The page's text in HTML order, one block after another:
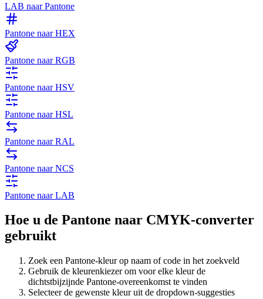
LAB naar Pantone
Pantone naar HEX
Pantone naar RGB
Pantone naar HSV
Pantone naar HSL
Pantone naar RAL
Pantone naar NCS
Pantone naar LAB
Hoe u de Pantone naar CMYK-converter
gebruikt
Zoek een Pantone-kleur op naam of code in het zoekveld
Gebruik de kleurenkiezer om voor elke kleur de
dichtstbijzijnde Pantone-overeenkomst te vinden
Selecteer de gewenste kleur uit de dropdown-suggesties